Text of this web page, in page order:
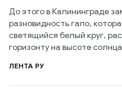
До этого в Калининграде
разновидность гало,
светящийся белый круг,
горизонту на высоте
ЛЕНТА РУ